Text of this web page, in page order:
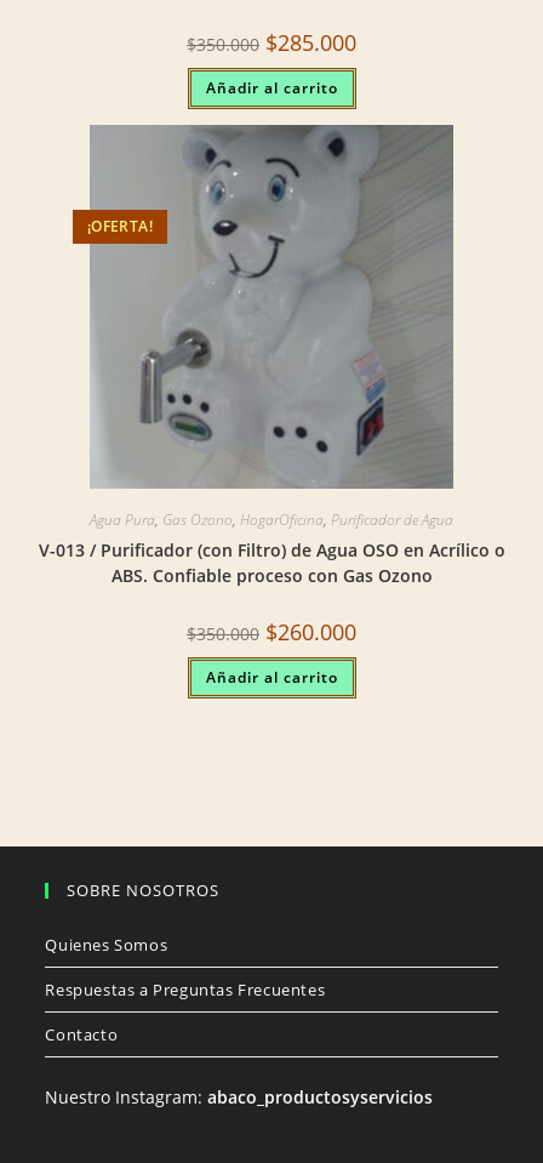
$350.000 Original
price
was:
$350.000.
$285.000Current
is:
Añadir al carrito
¡OFERTA!
Agua Pura, Gas Ozono, HogarOficina, Purificador de Agua
V-013 / Purificador (con Filtro) de Agua OSO en Acrílico o
ABS. Confiable proceso con Gas Ozono
$350.000 Original
price
was:
$350.000.
$260.000Current
is:
Añadir al carrito
SOBRE NOSOTROS
Quienes Somos
Respuestas a Preguntas Frecuentes
Contacto
Nuestro Instagram:abaco_productosyservicios